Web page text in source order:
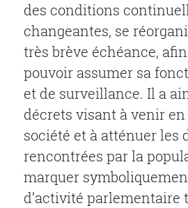
des conditions
changeantes, se
très brève échéance,
pouvoir assumer sa
et de surveillance. Il a
décrets visant à venir en
société et à atténuer les
rencontrées par la
marquer
d’activité parlementaire